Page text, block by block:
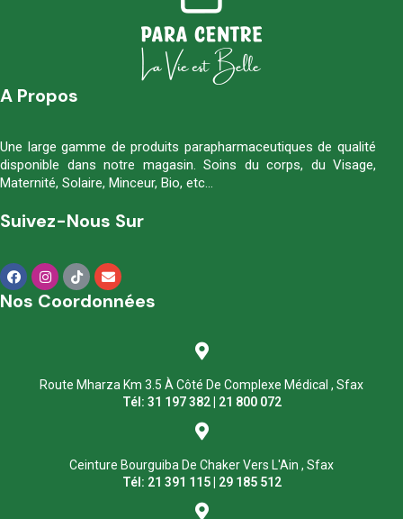
A Propos
Une large gamme de produits parapharmaceutiques de qualité
disponible dans notre magasin. Soins du corps, du Visage,
Maternité, Solaire, Minceur, Bio, etc…
Suivez-Nous Sur
Nos Coordonnées
Route Mharza Km 3.5 À Côté De Complexe Médical , Sfax
Tél: 31 197 382 | 21 800 072
Ceinture Bourguiba De Chaker Vers L'Ain , Sfax
Tél: 21 391 115 | 29 185 512